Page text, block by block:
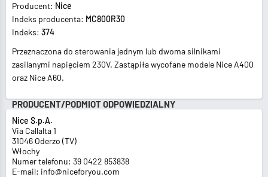
Producent: Nice
Indeks producenta: MC800R30
Indeks: 374
Przeznaczona do sterowania jednym lub dwoma silnikami
zasilanymi napięciem 230V. Zastąpiła wycofane modele Nice A400
oraz Nice A60.
PRODUCENT/PODMIOT ODPOWIEDZIALNY
Nice S.p.A.
Via Callalta 1
31046 Oderzo (TV)
Włochy
Numer telefonu: 39 0422 853838
E-mail: info@niceforyou.com